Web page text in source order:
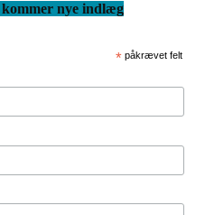
nye indlæg
* påkrævet felt